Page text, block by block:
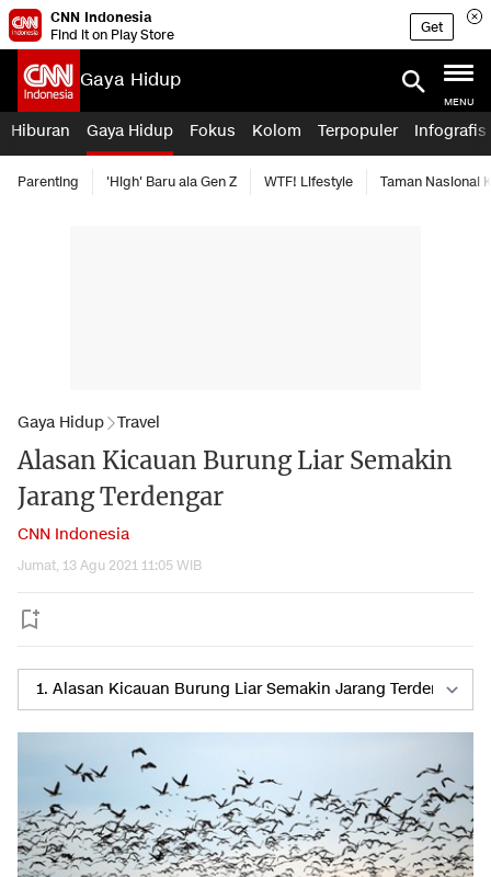
CNN Indonesia
Find it on Play Store
Get
Gaya Hidup
MENU
Hiburan Gaya Hidup Fokus Kolom Terpopuler Infografis
Parenting 'High' Baru ala Gen Z WTF! Lifestyle Taman Nasional
Gaya Hidup Travel
Alasan Kicauan Burung Liar Semakin
Jarang Terdengar
CNN Indonesia
Jumat, 13 Agu 2021 11:05 WIB